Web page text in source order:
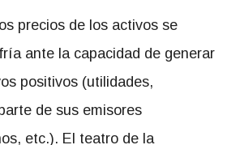
precios de los activos se
ante la capacidad de generar
positivos (utilidades,
de sus emisores
etc.). El teatro de la